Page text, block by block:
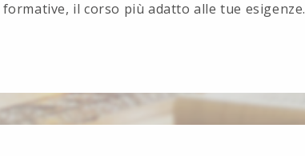
formative, il corso più adatto alle tue esigenze.